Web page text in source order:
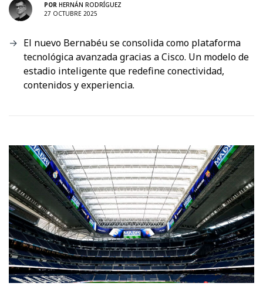
POR HERNÁN RODRÍGUEZ
27 OCTUBRE 2025
El nuevo Bernabéu se consolida como plataforma
tecnológica avanzada gracias a Cisco. Un modelo de
estadio inteligente que redefine conectividad,
contenidos y experiencia.